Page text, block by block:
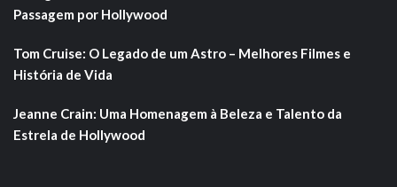
Passagem por Hollywood
Tom Cruise: O Legado de um Astro – Melhores Filmes e
História de Vida
Jeanne Crain: Uma Homenagem à Beleza e Talento da
Estrela de Hollywood